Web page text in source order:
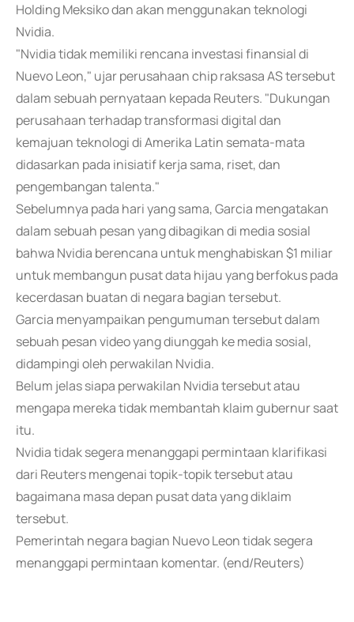
Holding Meksiko dan akan menggunakan teknologi
Nvidia.
"Nvidia tidak memiliki rencana investasi finansial di
Nuevo Leon," ujar perusahaan chip raksasa AS tersebut
dalam sebuah pernyataan kepada Reuters. "Dukungan
perusahaan terhadap transformasi digital dan
kemajuan teknologi di Amerika Latin semata-mata
didasarkan pada inisiatif kerja sama, riset, dan
pengembangan talenta."
Sebelumnya pada hari yang sama, Garcia mengatakan
dalam sebuah pesan yang dibagikan di media sosial
bahwa Nvidia berencana untuk menghabiskan $1 miliar
untuk membangun pusat data hijau yang berfokus pada
kecerdasan buatan di negara bagian tersebut.
Garcia menyampaikan pengumuman tersebut dalam
sebuah pesan video yang diunggah ke media sosial,
didampingi oleh perwakilan Nvidia.
Belum jelas siapa perwakilan Nvidia tersebut atau
mengapa mereka tidak membantah klaim gubernur saat
itu.
Nvidia tidak segera menanggapi permintaan klarifikasi
dari Reuters mengenai topik-topik tersebut atau
bagaimana masa depan pusat data yang diklaim
tersebut.
Pemerintah negara bagian Nuevo Leon tidak segera
menanggapi permintaan komentar. (end/Reuters)